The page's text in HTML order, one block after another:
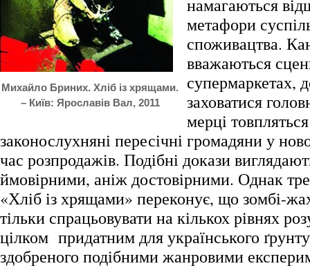
Михайло Бриних. Хліб із хрящами.
– Київ: Ярославів Вал, 2011
намагаються
метафори
споживацтва.
вважаються
супермаркетах,
заховатися
мерці
законослухняні пересічні громадяни у
час розпродажів. Подібні докази
ймовірними, аніж достовірними. Однак
«Хліб із хрящами» переконує, що зомбі-
тільки спрацьовувати на кількох рівнях
цілком придатним для українського
здобреного подібними жанровими